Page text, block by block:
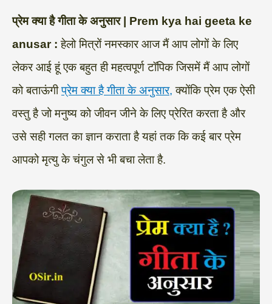
a
p
l
e
m
c
e
i
t
n
k
e
p
y
k
a
r
प्रेम क्या है गीता के अनुसार | Prem kya hai geeta ke
anusar :हेलो मित्रों नमस्कार आज मैं आप लोगों के लिए
लेकर आई हूं एक बहुत ही महत्वपूर्ण टॉपिक जिसमें मैं आप लोगों
को बताऊंगीप्रेम क्या है गीता के अनुसार, क्योंकि प्रेम एक ऐसी
वस्तु है जो मनुष्य को जीवन जीने के लिए प्रेरित करता है और
उसे सही गलत का ज्ञान कराता है यहां तक कि कई बार प्रेम
आपको मृत्यु के चंगुल से भी बचा लेता है.